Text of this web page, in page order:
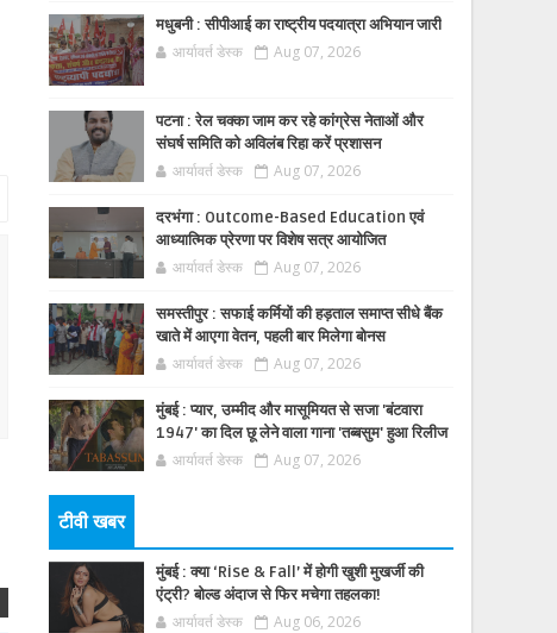
मधुबनी : सीपीआई का राष्ट्रीय पदयात्रा अभियान जारी
आर्यावर्त डेस्क Aug 07, 2026
पटना : रेल चक्का जाम कर रहे कांग्रेस नेताओं और
संघर्ष समिति को अविलंब रिहा करें प्रशासन
आर्यावर्त डेस्क Aug 07, 2026
दरभंगा : Outcome-Based Education एवं
आध्यात्मिक प्रेरणा पर विशेष सत्र आयोजित
आर्यावर्त डेस्क Aug 07, 2026
समस्तीपुर : सफाई कर्मियों की हड़ताल समाप्त सीधे बैंक
खाते में आएगा वेतन, पहली बार मिलेगा बोनस
आर्यावर्त डेस्क Aug 07, 2026
मुंबई : प्यार, उम्मीद और मासूमियत से सजा 'बंटवारा
1947' का दिल छू लेने वाला गाना 'तब्बसुम' हुआ रिलीज
आर्यावर्त डेस्क Aug 07, 2026
टीवी खबर
मुंबई : क्या ‘Rise & Fall’ में होगी खुशी मुखर्जी की
एंट्री? बोल्ड अंदाज से फिर मचेगा तहलका!
आर्यावर्त डेस्क Aug 06, 2026